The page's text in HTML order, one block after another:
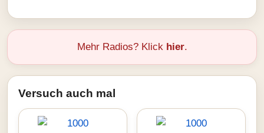
Mehr Radios? Klick hier.
Versuch auch mal